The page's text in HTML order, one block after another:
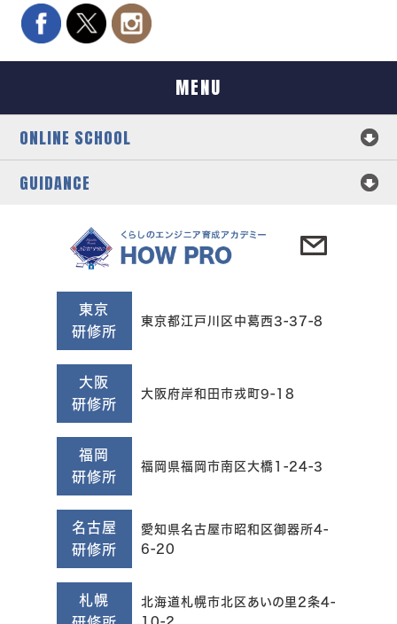
MENU
ONLINE SCHOOL
GUIDANCE
東京
研修所
東京都江戸川区中葛西3-37-8
大阪
研修所
大阪府岸和田市戎町9-18
福岡
研修所
福岡県福岡市南区大橋1-24-3
名古屋
研修所
愛知県名古屋市昭和区御器所4-
6-20
札幌
北海道札幌市北区あいの里2条4-